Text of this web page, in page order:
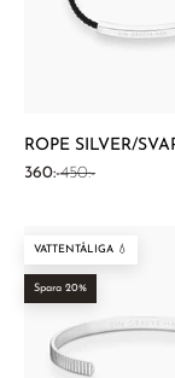
ROPE SILVER/
REA-pris
360:-Pris
450:-
VATTENTÅLIGA 💧
Spara 20%